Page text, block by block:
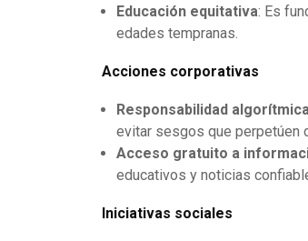
Educación equitativa: Es
edades tempranas.
Acciones corporativas
Responsabilidad algorítmica
evitar sesgos que perpetúen
Acceso gratuito a
educativos y noticias
Iniciativas sociales